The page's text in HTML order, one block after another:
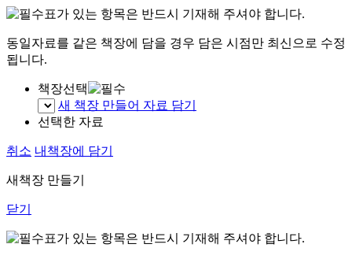
표가 있는 항목은 반드시 기재해 주셔야 합니다.
동일자료를 같은 책장에 담을 경우 담은 시점만 최신으로 수정
됩니다.
책장선택
새 책장 만들어 자료 담기
선택한 자료
취소 내책장에 담기
새책장 만들기
닫기
표가 있는 항목은 반드시 기재해 주셔야 합니다.